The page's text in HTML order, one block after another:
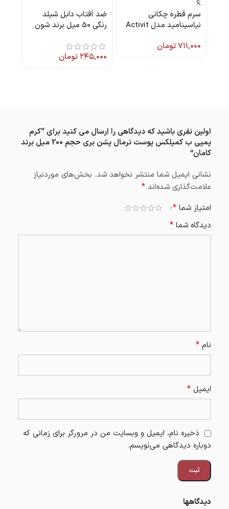
سرم قطره چکانی
نیاسینامید مدل Activit
میل برند ویتالیر
۷۱۱,۰۰۰تومان
ضد آفتاب دابل شیلد
رنگی 50 میل برند شون
۲۴۵,۰۰۰تومان
دیدگاهها
اولین نفری باشید که دیدگاهی را ارسال می کنید برای “کرم
پمپی ب کمپلکس پوست نرمال پشن بری حجم 200 میل برند
کامان”
نشانی ایمیل شما منتشر نخواهد شد. بخش‌های موردنیاز
علامت‌گذاری شده‌اند *
امتیاز شما *
دیدگاه شما *
نام *
ایمیل *
ذخیره نام، ایمیل و وبسایت من در مرورگر برای زمانی که
دوباره دیدگاهی می‌نویسم.